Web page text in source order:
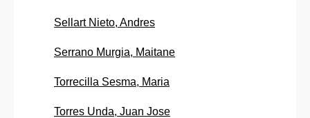
Sellart Nieto, Andres
Serrano Murgia, Maitane
Torrecilla Sesma, Maria
Torres Unda, Juan Jose